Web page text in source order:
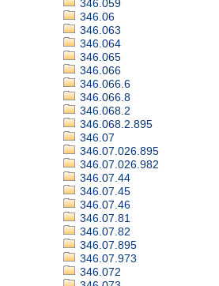
346.059
346.06
346.063
346.064
346.065
346.066
346.066.6
346.066.8
346.068.2
346.068.2.895
346.07
346.07.026.895
346.07.026.982
346.07.44
346.07.45
346.07.46
346.07.81
346.07.82
346.07.895
346.07.973
346.072